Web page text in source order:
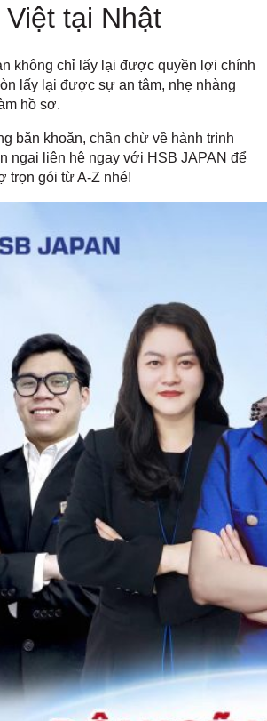
tại Nhật
không chỉ lấy lại được quyền lợi chính
lấy lại được sự an tâm, nhẹ nhàng
hồ sơ.
băn khoăn, chần chừ về hành trình
ngại liên hệ ngay với HSB JAPAN để
trọn gói từ A-Z nhé!